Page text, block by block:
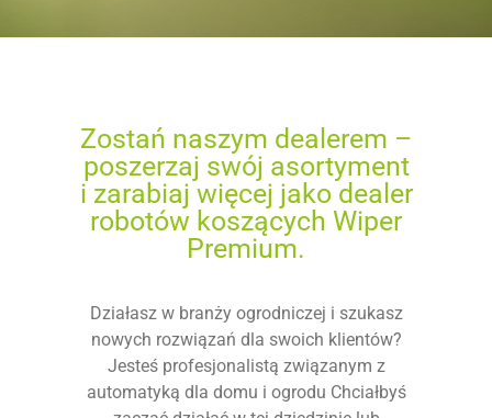
Zostań naszym dealerem –
poszerzaj swój asortyment
i zarabiaj więcej jako dealer
robotów koszących Wiper
Premium.
Działasz w branży ogrodniczej i szukasz
nowych rozwiązań dla swoich klientów?
Jesteś profesjonalistą związanym z
automatyką dla domu i ogrodu Chciałbyś